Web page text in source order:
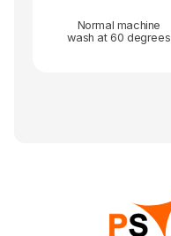
Normal machine
wash at 60 degrees